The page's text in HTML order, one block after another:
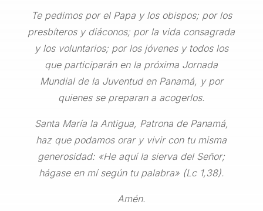
Te pedimos por el Papa y los obispos; por los
presbíteros y diáconos; por la vida consagrada
y los voluntarios; por los jóvenes y todos los
que participarán en la próxima Jornada
Mundial de la Juventud en Panamá, y por
quienes se preparan a acogerlos.
Santa María la Antigua, Patrona de Panamá,
haz que podamos orar y vivir con tu misma
generosidad: «He aquí la sierva del Señor;
hágase en mí según tu palabra» (Lc 1,38).
Amén.